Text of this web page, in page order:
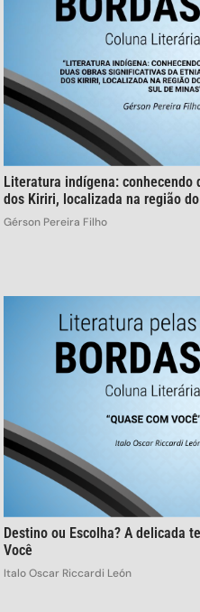
Literatura indígena:
dos Kiriri, localizada na região
Gérson Pereira Filho
Destino ou Escolha? A delicada
Você
Italo Oscar Riccardi León